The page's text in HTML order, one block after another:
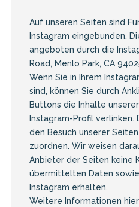
Auf unseren Seiten sind
Instagram eingebunden.
angeboten durch die
Road, Menlo Park, CA
Wenn Sie in Ihrem
sind, können Sie durch
Buttons die Inhalte
Instagram-Profil verlinken.
den Besuch unserer
zuordnen. Wir weisen
Anbieter der Seiten keine
übermittelten Daten
Instagram erhalten.
Weitere Informationen